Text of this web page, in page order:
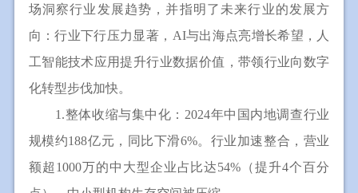
场洞察行业发展趋势，并指明了未来行业的发展方
向：行业下行压力显著，AI与出海点亮增长希望，人
工智能技术应用提升行业数据价值，带领行业向数字
化转型步伐加快。
1.整体收缩与集中化：2024年中国内地调查行业
规模约188亿元，同比下滑6%。行业加速整合，营业
额超1000万的中大型企业占比达54%（提升4个百分